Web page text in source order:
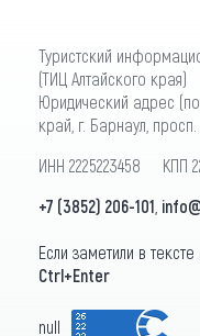
Туристский
(ТИЦ Алтайского края)
Юридический адрес
край, г. Барнаул,
ИНН 2225223458 КПП
+7 (3852) 206-101
Если заметили в
Ctrl+Enter
null